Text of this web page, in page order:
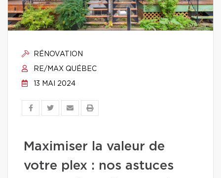
RÉNOVATION
RE/MAX QUÉBEC
13 MAI 2024
Maximiser la valeur de
votre plex : nos astuces